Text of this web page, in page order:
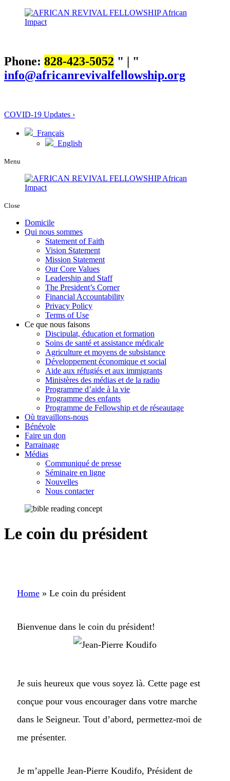
Phone: 828-423-5052
|
info@africanrevivalfellowship.org
COVID-19 Updates ›
Français
English
Menu
Close
Domicile
Qui nous sommes
Statement of Faith
Vision Statement
Mission Statement
Our Core Values
Leadership and Staff
The President’s Corner
Financial Accountability
Privacy Policy
Terms of Use
Ce que nous faisons
Discipulat, éducation et formation
Soins de santé et assistance médicale
Agriculture et moyens de subsistance
Développement économique et social
Aide aux réfugiés et aux immigrants
Ministères des médias et de la radio
Programme d’aide à la vie
Programme des enfants
Programme de Fellowship et de réseautage
Où travaillons-nous
Bénévole
Faire un don
Parrainage
Médias
Communiqué de presse
Séminaire en ligne
Nouvelles
Nous contacter
Le coin du président
Home » Le coin du président
Bienvenue dans le coin du président!
Je suis heureux que vous soyez là. Cette page est
conçue pour vous encourager dans votre marche
dans le Seigneur. Tout d’abord, permettez-moi de
me présenter.
Je m’appelle Jean-Pierre Koudifo, Président de